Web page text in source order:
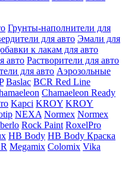
Грунты-наполнители для
для авто Эмали для
к лакам для авто
авто Растворители для авто
для авто Аэрозольные
Baslac BCR Red Line
Chamaeleon Ready
Kapci KROY KROY
NEXA Normex Normex
Rock Paint RoxelPro
HB Body HB Body Краска
Megamix Colomix Vika